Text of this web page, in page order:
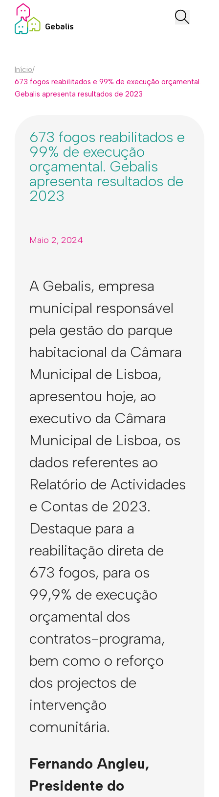
Início/
673 fogos reabilitados e 99% de execução orçamental.
Gebalis apresenta resultados de 2023
673 fogos reabilitados e
99% de execução
orçamental. Gebalis
apresenta resultados de
2023
Maio 2, 2024
A Gebalis, empresa
municipal responsável
pela gestão do parque
habitacional da Câmara
Municipal de Lisboa,
apresentou hoje, ao
executivo da Câmara
Municipal de Lisboa, os
dados referentes ao
Relatório de Actividades
e Contas de 2023.
Destaque para a
reabilitação direta de
673 fogos, para os
99,9% de execução
orçamental dos
contratos-programa,
bem como o reforço
dos projectos de
intervenção
comunitária.
Fernando Angleu,
Presidente do